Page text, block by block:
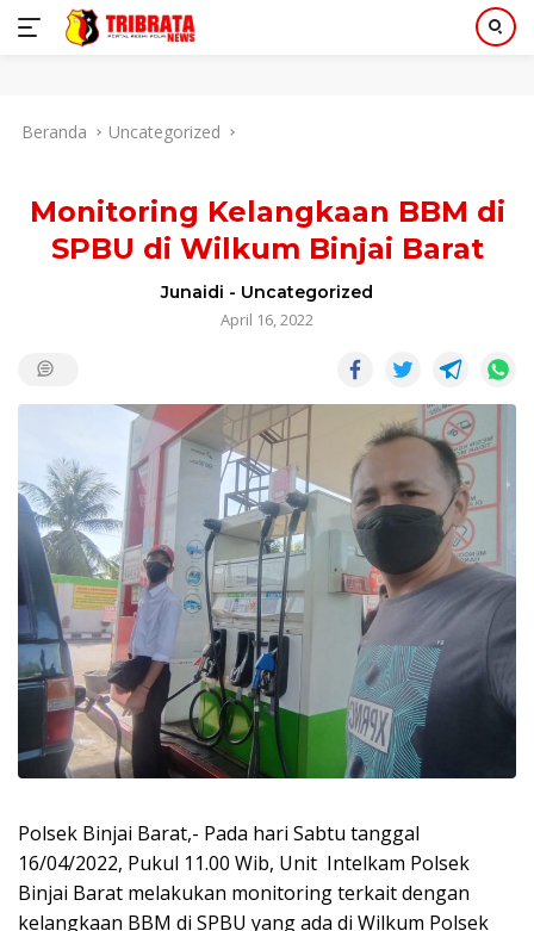
Beranda Uncategorized
Monitoring Kelangkaan BBM di
SPBU di Wilkum Binjai Barat
Junaidi - Uncategorized
April 16, 2022
Polsek Binjai Barat,- Pada hari Sabtu tanggal
16/04/2022, Pukul 11.00 Wib, Unit Intelkam Polsek
Binjai Barat melakukan monitoring terkait dengan
kelangkaan BBM di SPBU yang ada di Wilkum Polsek